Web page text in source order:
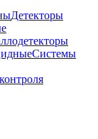
Детекторы
Системы